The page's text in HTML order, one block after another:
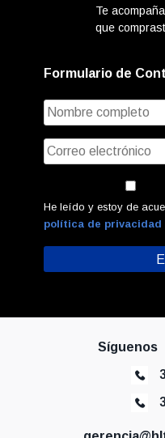
Te
que
Formulario de
He leído y estoy de
política de privacidad
Síguenos